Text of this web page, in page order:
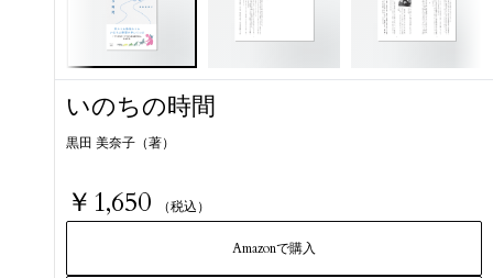
いのちの時間
黒田 美奈子（著）
￥1,650 （税込）
Amazonで購入